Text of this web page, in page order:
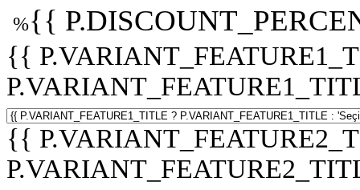
%{{
{{
{{